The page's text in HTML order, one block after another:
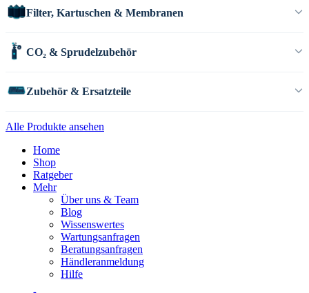
Filter, Kartuschen & Membranen
CO₂ & Sprudelzubehör
Zubehör & Ersatzteile
Alle Produkte ansehen
Home
Shop
Ratgeber
Mehr
Über uns & Team
Blog
Wissenswertes
Wartungsanfragen
Beratungsanfragen
Händleranmeldung
Hilfe